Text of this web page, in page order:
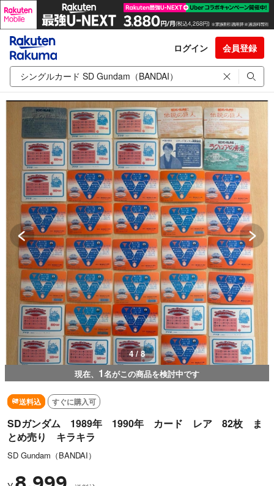
ログイン 会員登録
4 / 8
現在、 1名がこの商品を検討中です
送料込 すぐに購入可
SDガンダム 1989年 1990年 カード レア 82枚 ま
とめ売り キラキラ
SD Gundam（BANDAI）